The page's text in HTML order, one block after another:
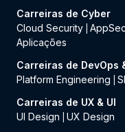
Carreiras de Cyber
Cloud Security
Aplicações
Carreiras de DevOps
Platform Engineering
Carreiras de UX & UI
UI Design
UX Design